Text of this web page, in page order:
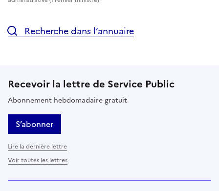
Recherche dans l’annuaire
Recevoir la lettre de Service Public
Abonnement hebdomadaire gratuit
S’abonner
Lire la dernière lettre
Voir toutes les lettres